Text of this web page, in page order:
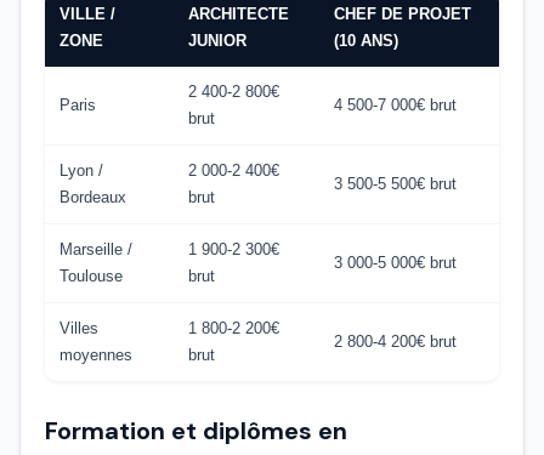
VILLE /
ZONE
ARCHITECTE
JUNIOR
CHEF DE PROJET
(10 ANS)
Paris
2 400-2 800€
brut
4 500-7 000€ brut
Lyon /
Bordeaux
2 000-2 400€
brut
3 500-5 500€ brut
Marseille /
Toulouse
1 900-2 300€
brut
3 000-5 000€ brut
Villes
moyennes
1 800-2 200€
brut
2 800-4 200€ brut
Formation et diplômes en